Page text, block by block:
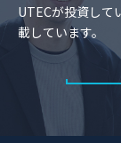
UTECが投資して
載しています。